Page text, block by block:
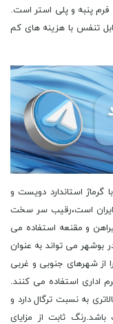
پنبه و پلی استر است.
تنفس با هزینه های کم
گرماژ استاندارد دویست و
ایران است،رقیب سر سخت
و مقنعه استفاده می
بوشهر می تواند به عنوان
از شهرهای جنوبی و غربی
اداری استفاده می کنند.
به نسبت ترگال دارد و
ثابت از مزایای